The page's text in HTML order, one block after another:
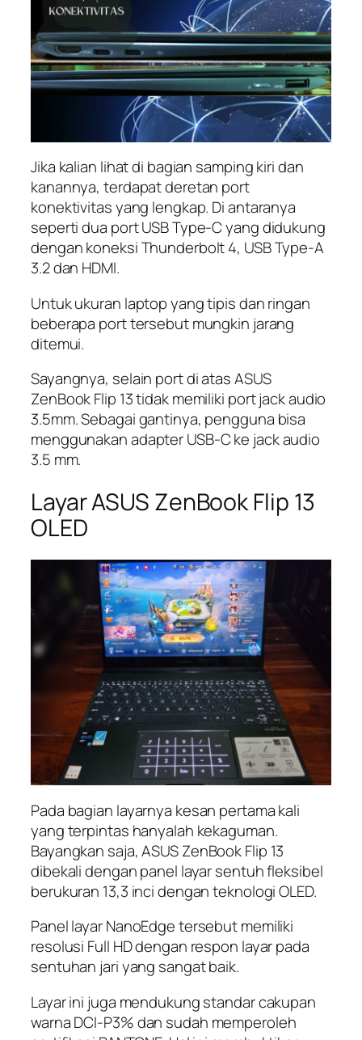
Jika kalian lihat di bagian samping kiri dan
kanannya, terdapat deretan port
konektivitas yang lengkap. Di antaranya
seperti dua port USB Type-C yang didukung
dengan koneksi Thunderbolt 4, USB Type-A
3.2 dan HDMI.
Untuk ukuran laptop yang tipis dan ringan
beberapa port tersebut mungkin jarang
ditemui.
Sayangnya, selain port di atas ASUS
ZenBook Flip 13 tidak memiliki port jack audio
3.5mm. Sebagai gantinya, pengguna bisa
menggunakan adapter USB-C ke jack audio
3.5 mm.
Layar ASUS ZenBook Flip 13
OLED
Pada bagian layarnya kesan pertama kali
yang terpintas hanyalah kekaguman.
Bayangkan saja, ASUS ZenBook Flip 13
dibekali dengan panel layar sentuh fleksibel
berukuran 13,3 inci dengan teknologi OLED.
Panel layar NanoEdge tersebut memiliki
resolusi Full HD dengan respon layar pada
sentuhan jari yang sangat baik.
Layar ini juga mendukung standar cakupan
warna DCI-P3% dan sudah memperoleh